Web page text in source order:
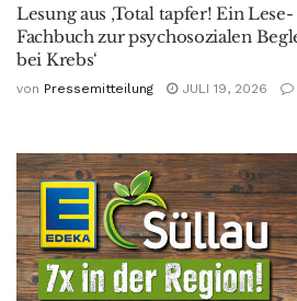
Lesung aus ‚Total tapfer! Ein
Fachbuch zur psychosozialen
bei Krebs‘
von Pressemitteilung JULI 19, 2026